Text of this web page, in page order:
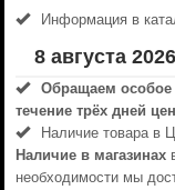
Информация в
8 августа
Обращаем особое
течениe трёх дней
Наличие товара в
Наличие в магазинах
необходимости мы